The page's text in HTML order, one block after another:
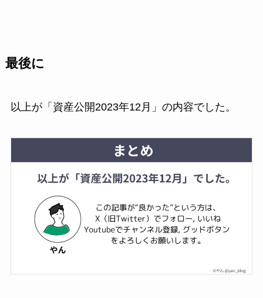
最後に
以上が「資産公開2023年12月」の内容でした。